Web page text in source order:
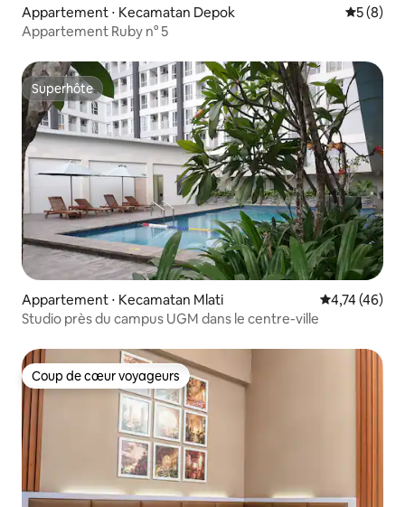
Appartement ⋅ Kecamatan Depok
5 (8)
Appartement Ruby n° 5
Superhôte
Superhôte
Appartement ⋅ Kecamatan Mlati Évaluation
4,74 (46)
Studio près du campus UGM dans le centre-ville
Coup de cœur voyageurs
Coup de cœur voyageurs